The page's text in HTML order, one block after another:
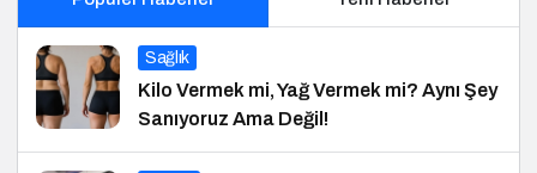
Sağlık
Kilo Vermek mi, Yağ Vermek mi? Aynı Şey
Sanıyoruz Ama Değil!